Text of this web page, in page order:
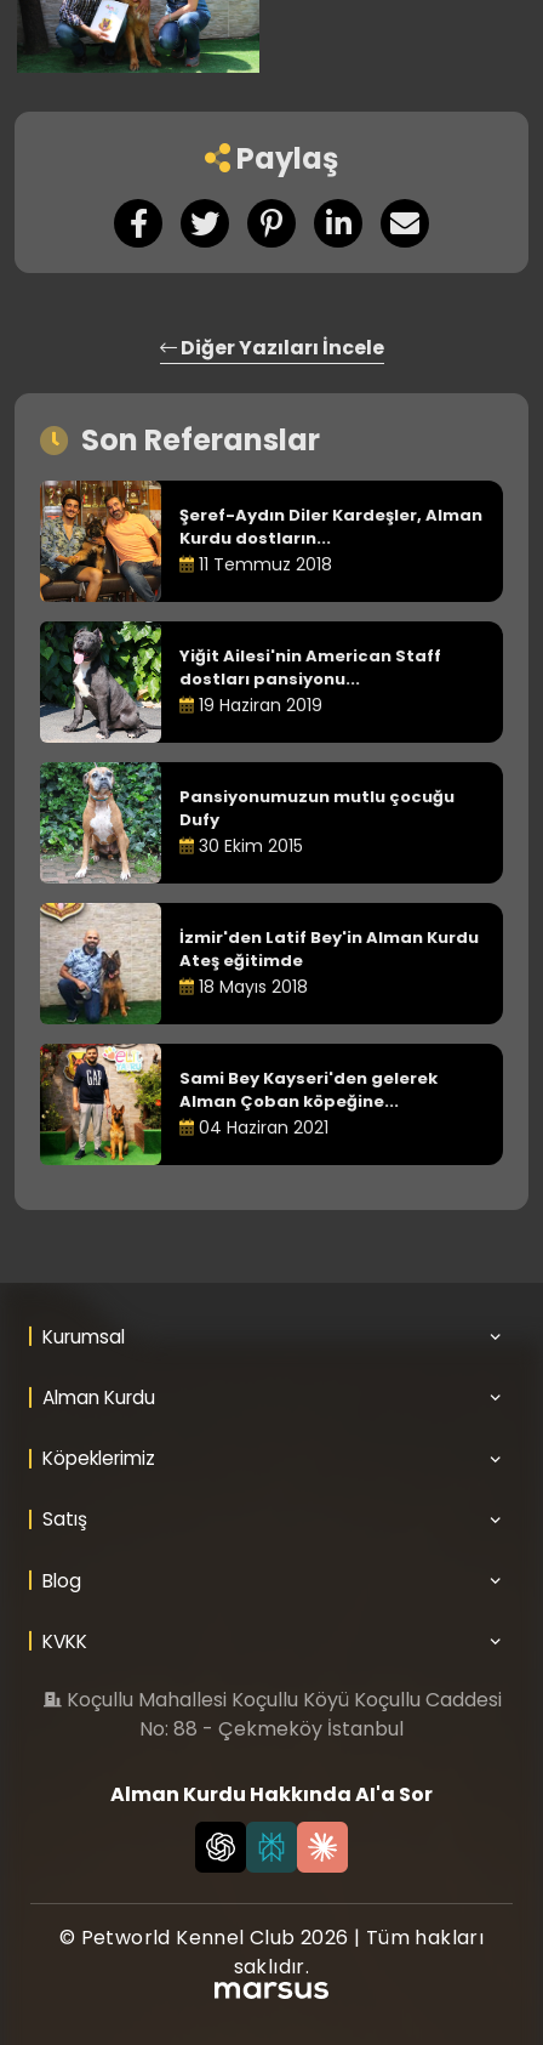
Paylaş
Diğer Yazıları İncele
Son Referanslar
Şeref-Aydın Diler Kardeşler, Alman
Kurdu dostların...
11 Temmuz 2018
Yiğit Ailesi'nin American Staff
dostları pansiyonu...
19 Haziran 2019
Pansiyonumuzun mutlu çocuğu
Dufy
30 Ekim 2015
İzmir'den Latif Bey'in Alman Kurdu
Ateş eğitimde
18 Mayıs 2018
Sami Bey Kayseri'den gelerek
Alman Çoban köpeğine...
04 Haziran 2021
Kurumsal
Alman Kurdu
Köpeklerimiz
Satış
Blog
KVKK
Koçullu Mahallesi Koçullu Köyü Koçullu Caddesi
No: 88 - Çekmeköy İstanbul
Alman Kurdu Hakkında AI'a Sor
© Petworld Kennel Club 2026 | Tüm hakları
saklıdır.